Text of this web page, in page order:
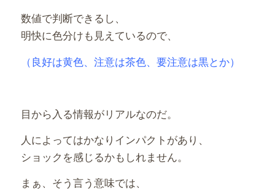
数値で判断できるし、
明快に色分けも見えているので、
（良好は黄色、注意は茶色、要注意は黒とか）
目から入る情報がリアルなのだ。
人によってはかなりインパクトがあり、
ショックを感じるかもしれません。
まぁ、そう言う意味では、